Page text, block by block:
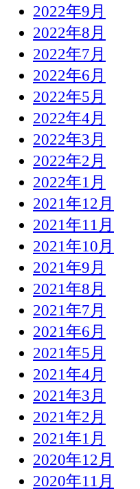
2022年9月
2022年8月
2022年7月
2022年6月
2022年5月
2022年4月
2022年3月
2022年2月
2022年1月
2021年12月
2021年11月
2021年10月
2021年9月
2021年8月
2021年7月
2021年6月
2021年5月
2021年4月
2021年3月
2021年2月
2021年1月
2020年12月
2020年11月